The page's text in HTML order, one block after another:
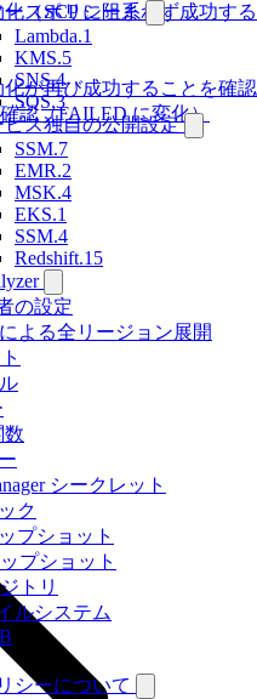
ースポリシー系
Lambda.1
KMS.5
SNS.4
SQS.3
ビス独自の公開設定
SSM.7
EMR.2
MSK.4
EKS.1
SSM.4
Redshift.15
の設定
よる全リージョン展開
数
シークレット
ク
プショット
プショット
トリ
ルシステム
シーについて
（SCP に阻まれず成功する
が再び成功することを確認
認（FAILED に変化）